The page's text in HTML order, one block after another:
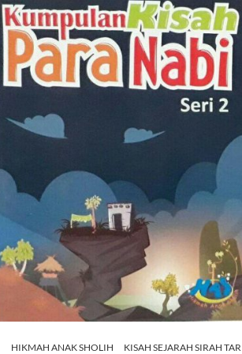
HIKMAH ANAK SHOLIH KISAH SEJARAH SIRAH